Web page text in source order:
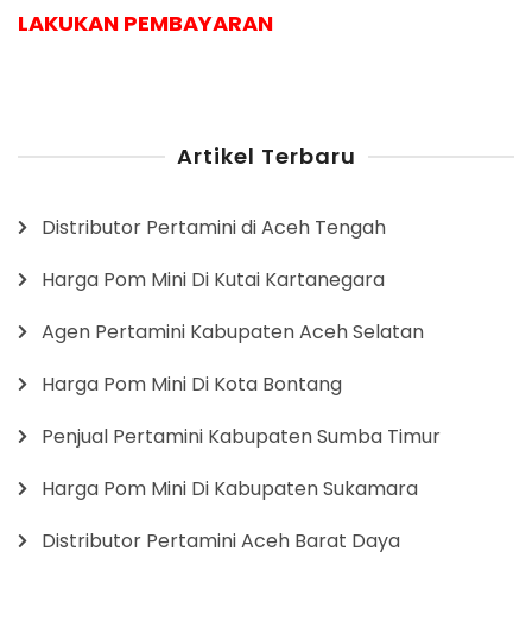
LAKUKAN PEMBAYARAN
Artikel Terbaru
Distributor Pertamini di Aceh Tengah
Harga Pom Mini Di Kutai Kartanegara
Agen Pertamini Kabupaten Aceh Selatan
Harga Pom Mini Di Kota Bontang
Penjual Pertamini Kabupaten Sumba Timur
Harga Pom Mini Di Kabupaten Sukamara
Distributor Pertamini Aceh Barat Daya